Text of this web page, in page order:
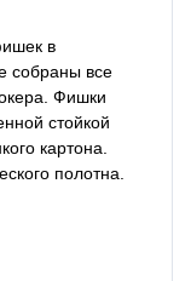
в
собраны все
Фишки
стойкой
картона.
полотна.